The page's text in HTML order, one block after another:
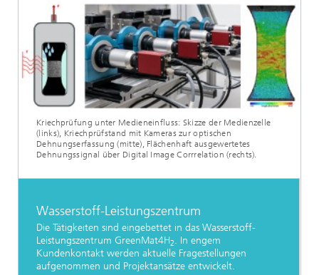
Kriechprüfung unter Medieneinfluss: Skizze der Medienzelle
(links), Kriechprüfstand mit Kameras zur optischen
Dehnungserfassung (mitte), Flächenhaft ausgewertetes
Dehnungssignal über Digital Image Corrrelation (rechts).
Wasserstoff-Leistungszentrum
Die Tätigkeiten sind eingebettet in das Wasserstoff-
Leistungszentrum GreenMat4H2. In engem
Kundenkontakt werden aktuelle Fragestellungen
aufgenommen und Projektansätze entwickelt.